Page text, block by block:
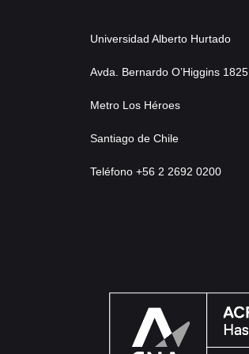
Universidad Alberto Hurtado
Avda. Bernardo O’Higgins 1825
Metro Los Héroes
Santiago de Chile
Teléfono +56 2 2692 0200